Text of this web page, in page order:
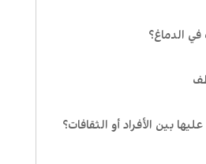
الدماغ؟
بين الأفراد أو الثقافات؟